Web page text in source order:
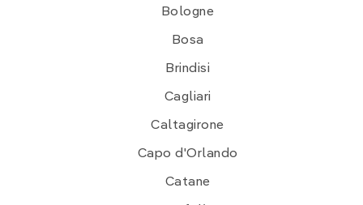
Bologne
Bosa
Brindisi
Cagliari
Caltagirone
Capo d'Orlando
Catane